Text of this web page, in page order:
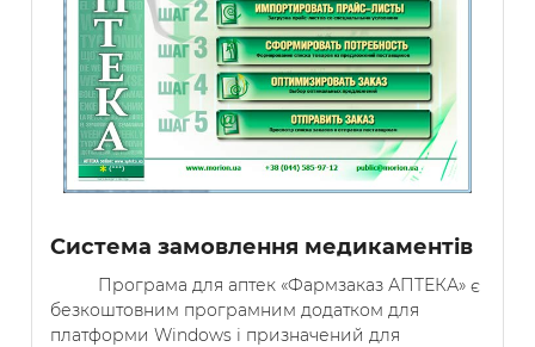
Система замовлення медикаментів
Програма для аптек «Фармзаказ АПТЕКА» є
безкоштовним програмним додатком для
платформи Windows і призначений для